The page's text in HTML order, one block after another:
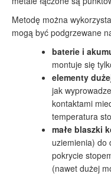
Metodę można
mogą być podgrzewane
baterie i
montuje się
elementy
jak
kontaktami
temperatura
małe blaszki
uziemienia) do
pokrycie
(nawet dużej